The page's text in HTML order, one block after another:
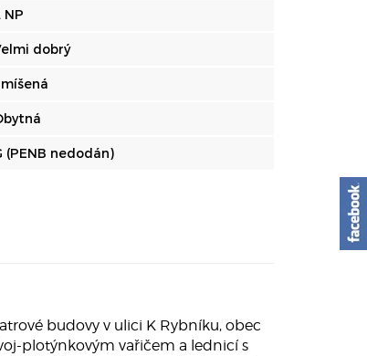
NP
dobrý
(PENB nedodán)
budovy v ulici K Rybníku, obec
plotýnkovým vařičem a lednicí s